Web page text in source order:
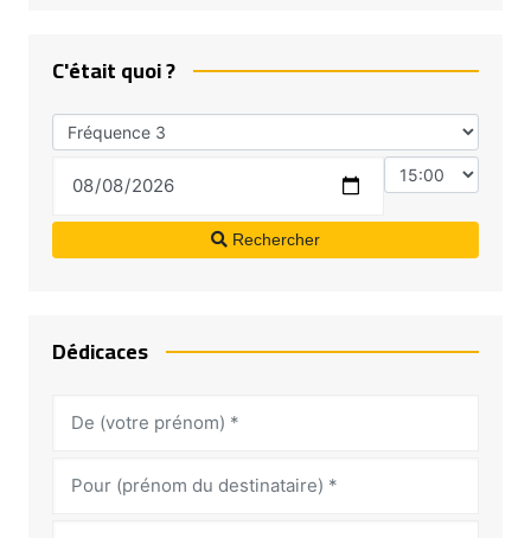
C'était quoi ?
Rechercher
Dédicaces